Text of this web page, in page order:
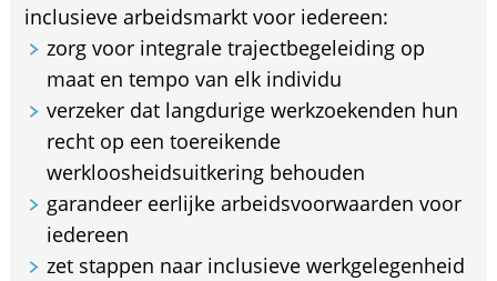
inclusieve arbeidsmarkt voor iedereen:
zorg voor integrale trajectbegeleiding op
maat en tempo van elk individu
verzeker dat langdurige werkzoekenden hun
recht op een toereikende
werkloosheidsuitkering behouden
garandeer eerlijke arbeidsvoorwaarden voor
iedereen
zet stappen naar inclusieve werkgelegenheid